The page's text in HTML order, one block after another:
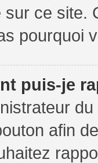
sur ce site.
pourquoi
puis-je
afin